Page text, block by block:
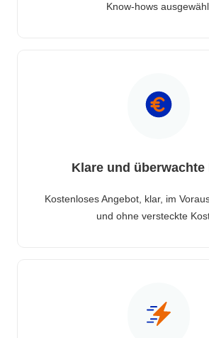
Know-hows
Klare und überwachte
Kostenloses Angebot, klar, im
und ohne versteckte